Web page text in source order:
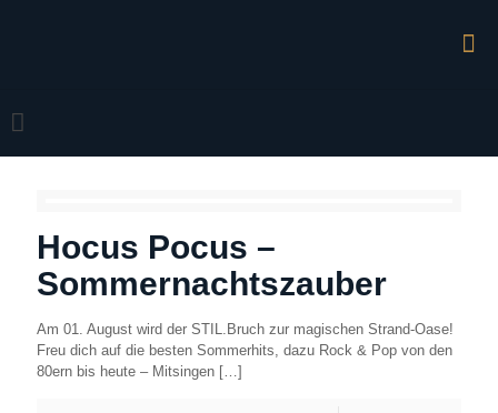
Hocus Pocus –
Sommernachtszauber
Am 01. August wird der STIL.Bruch zur magischen Strand-Oase!
Freu dich auf die besten Sommerhits, dazu Rock & Pop von den
80ern bis heute – Mitsingen […]